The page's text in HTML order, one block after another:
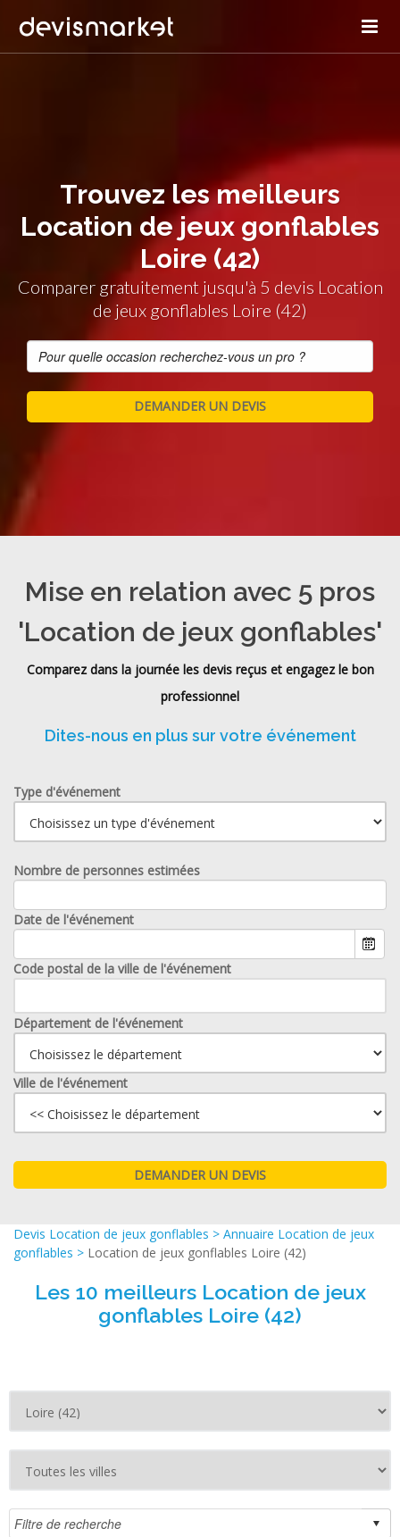
Trouvez les meilleurs
Location de jeux gonflables
Loire (42)
Comparer gratuitement jusqu'à 5 devis Location
de jeux gonflables Loire (42)
Mise en relation avec 5 pros
'Location de jeux gonflables'
Comparez dans la journée les devis reçus et engagez le bon
professionnel
Dites-nous en plus sur votre événement
Type d'événement
Nombre de personnes estimées
Date de l'événement
Code postal de la ville de l'événement
Département de l'événement
Ville de l'événement
Devis Location de jeux gonflables > Annuaire Location de jeux
gonflables > Location de jeux gonflables Loire (42)
Les 10 meilleurs Location de jeux
gonflables Loire (42)